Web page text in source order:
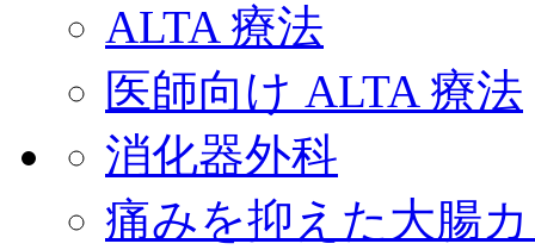
ALTA 療法
医師向け ALTA 療法
消化器外科
痛みを抑えた大腸